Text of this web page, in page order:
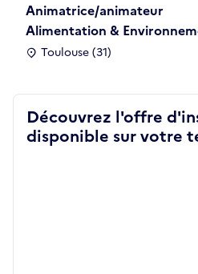
Animatrice/animateur
Alimentation &
Toulouse (31)
Découvrez l'offre
disponible sur votre